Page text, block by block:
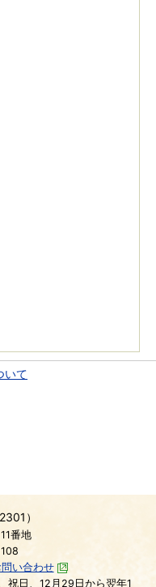
いて
）
番地
問い合わせ
祝日、12月29日から翌年1